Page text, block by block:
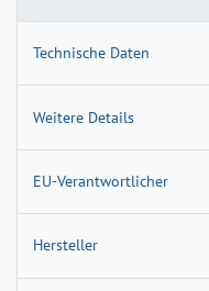
Technische Daten
Weitere Details
EU-Verantwortlicher
Hersteller